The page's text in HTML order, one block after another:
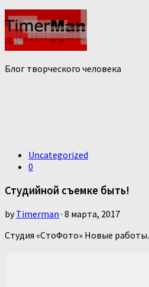
Блог творческого человека
Uncategorized
0
Студийной съемке быть!
byTimerman · 8 марта, 2017
Студия «СтоФото» Новые работы.